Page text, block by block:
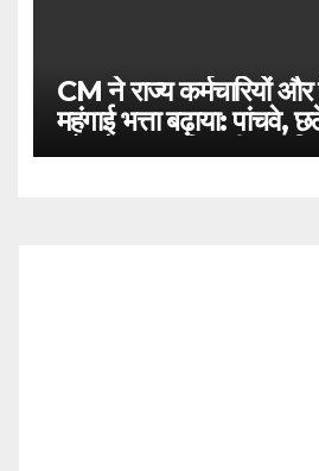
CM ने राज्य कर्मचारियों
महंगाई भत्ता बढ़ाया: पांचवे,
को सौगात, 5 बिजली